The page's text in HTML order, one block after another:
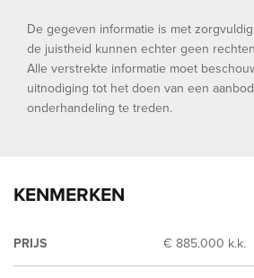
De gegeven informatie is met
de juistheid kunnen echter geen
Alle verstrekte informatie moet
uitnodiging tot het doen van een
onderhandeling te treden.
KENMERKEN
PRIJS € 885.000 k.k.